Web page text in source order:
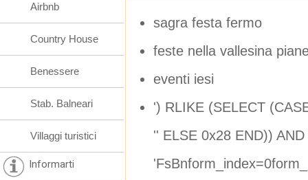
sagra festa fermo
feste nella vallesina
eventi iesi
') RLIKE (SELECT
'' ELSE 0x28 END))
Airbnb
Country House
Benessere
Stab. Balneari
Villaggi turistici
Informarti